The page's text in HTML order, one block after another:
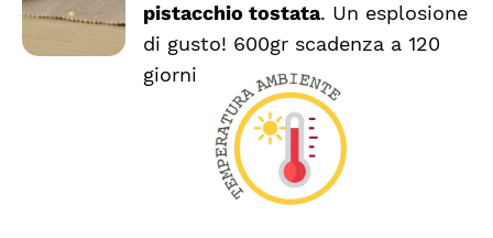
pistacchio tostata. Un esplosione
di gusto! 600gr scadenza a 120
giorni